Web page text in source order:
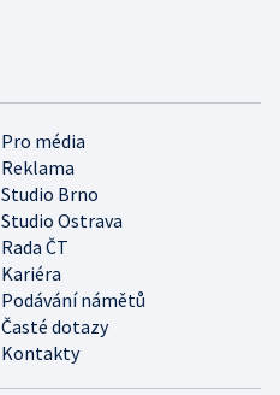
Pro média
Reklama
Studio Brno
Studio Ostrava
Rada ČT
Kariéra
Podávání námětů
Časté dotazy
Kontakty